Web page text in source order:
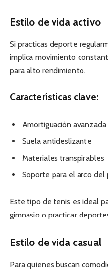
Estilo de vida activo
Si practicas deporte
implica movimiento
para alto rendimiento.
Características clave:
Amortiguación
Suela antideslizante
Materiales transpirables
Soporte para el arco del
Este tipo de tenis es ideal
gimnasio o practicar
Estilo de vida casual
Para quienes buscan